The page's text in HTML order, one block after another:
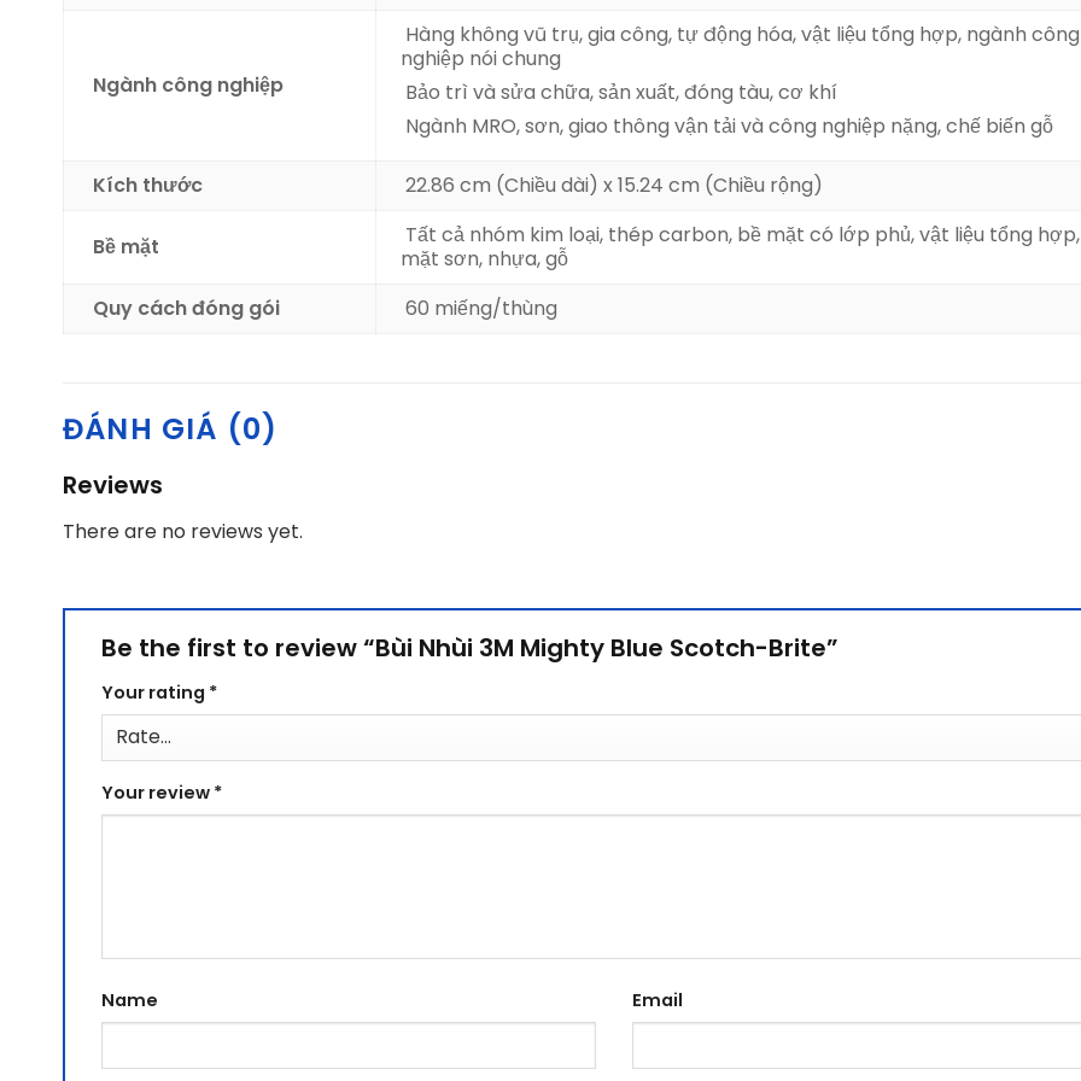
Ngành công nghiệp
Hàng không vũ trụ, gia công, tự động hóa, vật liệu tổng hợp, ngành công
nghiệp nói chung
Bảo trì và sửa chữa, sản xuất, đóng tàu, cơ khí
Ngành MRO, sơn, giao thông vận tải và công nghiệp nặng, chế biến gỗ
Kích thước 22.86 cm (Chiều dài) x 15.24 cm (Chiều rộng)
Bề mặt Tất cả nhóm kim loại, thép carbon, bề mặt có lớp phủ, vật liệu tổng hợp
mặt sơn, nhựa, gỗ
Quy cách đóng gói
60 miếng/thùng
ĐÁNH GIÁ (0)
Reviews
There are no reviews yet.
Be the first to review “Bùi Nhùi 3M Mighty Blue Scotch-Brite”
Your rating *
Your review *
Name Email